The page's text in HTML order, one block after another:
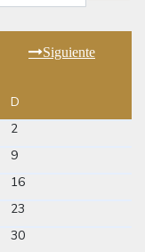
Siguiente
D
2
9
16
23
30